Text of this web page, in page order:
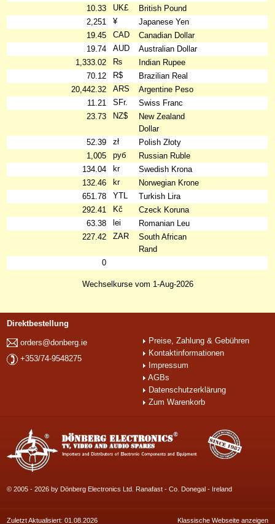
10.33
UK£
British Pound
2,251
¥
Japanese Yen
19.45
CAD
Canadian Dollar
19.74
AUD
Australian Dollar
1,333.02
₨
Indian Rupee
70.12
R$
Brazilian Real
20,442.32
ARS
Argentine Peso
11.21
SFr.
Swiss Franc
23.73
NZ$
New Zealand
Dollar
52.39
zł
Polish Złoty
1,005
руб
Russian Ruble
134.04
kr
Swedish Krona
132.46
kr
Norwegian Krone
651.78
YTL
Turkish Lira
292.41
Kč
Czeck Koruna
63.38
lei
Romanian Leu
227.42
ZAR
South African
Rand
0
Wechselkurse vom 1-Aug-2026
Direktbestellung
orders@donberg.ie
+353/74-9548275
Preise, Zahlung & Gebühren
Kontaktinformationen
Impressum
AGBs
Datenschutzerklärung
Zum Warenkorb
© 2005 - 2026 by Dönberg Electronics Ltd. Ranafast - Co. Donegal - Ireland
Zuletzt Aktualisiert: 01.08.2026 Klassische Webseite anzeigen